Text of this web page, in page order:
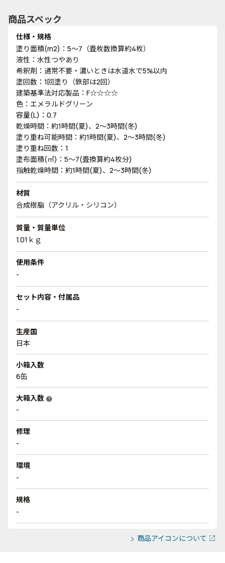
商品スペック
仕様・規格
塗り面積(m2)：5～7（畳枚数換算約4枚）
液性：水性つやあり
希釈剤：通常不要・濃いときは水道水で5%以内
塗回数：1回塗り（鉄部は2回）
建築基準法対応製品：F☆☆☆☆
色：エメラルドグリーン
容量(L)：0.7
乾燥時間：約1時間(夏)、2～3時間(冬)
塗り重ね可能時間：約1時間(夏)、2～3時間(冬)
塗り重ね回数：1
塗布面積(㎡)：5～7(畳換算約4枚分)
指触乾燥時間：約1時間(夏)、2～3時間(冬)
材質
合成樹脂（アクリル・シリコン）
質量・質量単位
1.01ｋｇ
使用条件
-
セット内容・付属品
-
生産国
日本
小箱入数
6缶
大箱入数 help
-
修理
-
環境
-
規格
-
商品アイコンについて